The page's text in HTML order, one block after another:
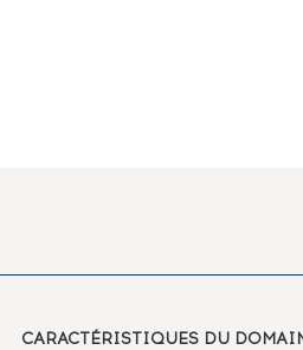
CARACTÉRISTIQUES DU